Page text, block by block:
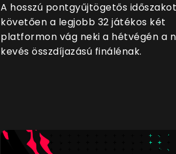
A hosszú pontgyűjtögetős időszakot
követően a legjobb 32 játékos két
platformon vág neki a hétvégén a
kevés összdíjazású finálénak.